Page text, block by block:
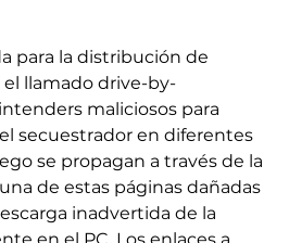
para la distribución de
llamado drive-by-
maliciosos para
secuestrador en diferentes
se propagan a través de la
de estas páginas dañadas
inadvertida de la
en el PC. Los enlaces a